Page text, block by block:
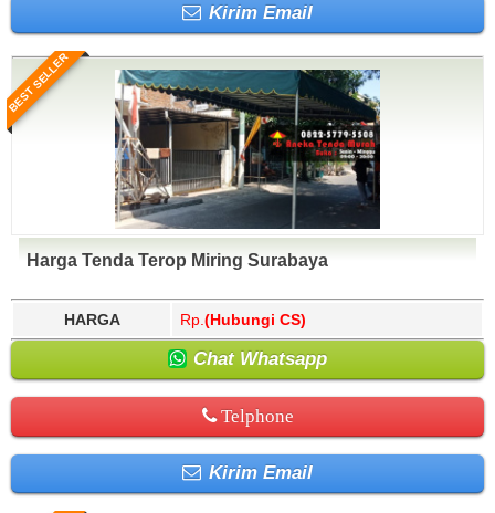
Kirim Email
BEST SELLER
Harga Tenda Terop Miring Surabaya
HARGA Rp. (Hubungi CS)
Chat Whatsapp
Telphone
Kirim Email